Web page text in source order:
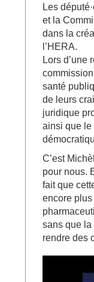
Les
et la
dans la
l’HERA.
Lors d’une
santé
de leurs
juridique
ainsi que le
C’est
pour nous.
fait que
encore plus
sans que
rendre des